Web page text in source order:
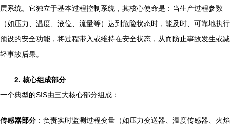
层系统。它独立于基本过程控制系统，其核心使命是：当生产过程参数
（如压力、温度、液位、流量等）达到危险状态时，能及时、可靠地执行
预设的安全功能，将过程带入或维持在安全状态，从而防止事故发生或减
轻事故后果。
2. 核心组成部分
一个典型的SIS由三大核心部分组成：
传感器部分 ：负责实时监测过程变量（如压力变送器、温度传感器、火焰